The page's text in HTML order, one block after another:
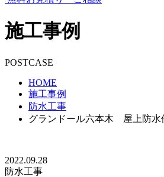
施工事例
POSTCASE
HOME
施工事例
防水工事
グランドール六本木 屋上防水
2022.09.28
防水工事